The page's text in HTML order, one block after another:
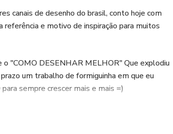
canais de desenho do brasil, conto hoje com
e motivo de inspiração para muitos
o "COMO DESENHAR MELHOR" Que explodiu
um trabalho de formiguinha em que eu
sempre crescer mais e mais =)